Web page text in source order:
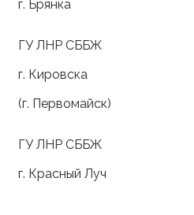
г. Брянка
ГУ ЛНР СББЖ
г. Кировска
(г. Первомайск)
ГУ ЛНР СББЖ
г. Красный Луч